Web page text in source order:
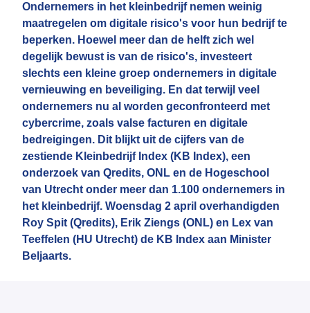
Ondernemers in het kleinbedrijf nemen weinig
maatregelen om digitale risico's voor hun bedrijf te
beperken. Hoewel meer dan de helft zich wel
degelijk bewust is van de risico's, investeert
slechts een kleine groep ondernemers in digitale
vernieuwing en beveiliging. En dat terwijl veel
ondernemers nu al worden geconfronteerd met
cybercrime, zoals valse facturen en digitale
bedreigingen. Dit blijkt uit de cijfers van de
zestiende Kleinbedrijf Index (KB Index), een
onderzoek van Qredits, ONL en de Hogeschool
van Utrecht onder meer dan 1.100 ondernemers in
het kleinbedrijf. Woensdag 2 april overhandigden
Roy Spit (Qredits), Erik Ziengs (ONL) en Lex van
Teeffelen (HU Utrecht) de KB Index aan Minister
Beljaarts.